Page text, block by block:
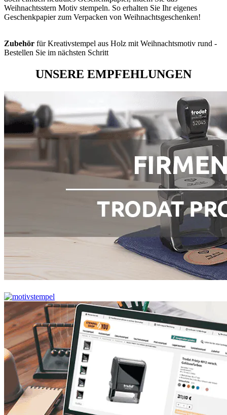
Weihnachtsstern Motiv stempeln. So erhalten Sie Ihr eigenes
Geschenkpapier zum Verpacken von Weihnachtsgeschenken!
Zubehör für Kreativstempel aus Holz mit Weihnachtsmotiv rund -
Bestellen Sie im nächsten Schritt
UNSERE EMPFEHLUNGEN